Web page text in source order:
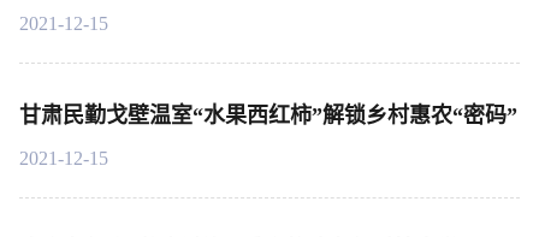
2021-12-15
甘肃民勤戈壁温室“水果西红柿”解锁乡村惠农“密码”
2021-12-15